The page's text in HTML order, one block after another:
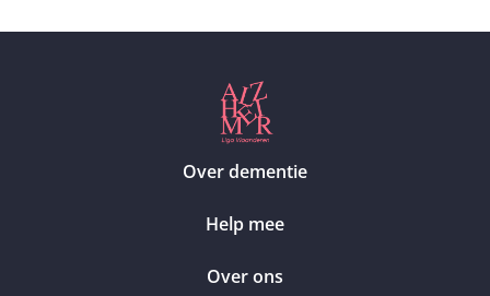
Over dementie
Help mee
Over ons